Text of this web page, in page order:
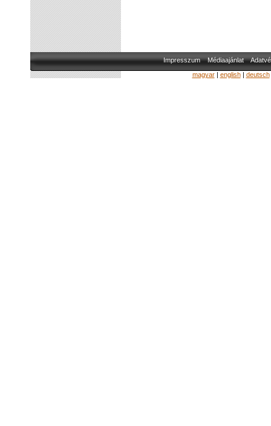
Impresszum Médiaajánlat
magyar| english| deutsch